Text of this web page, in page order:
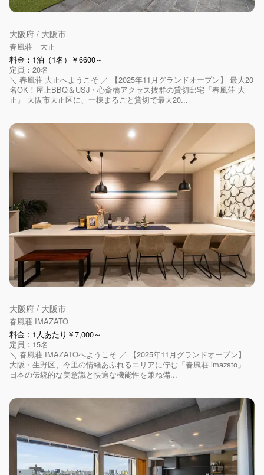
大阪府 / 大阪市
春風荘 大正
料金：1泊（1名）￥6600～
定員：20名
＼ 春風荘 大正へようこそ ／ 【2025年11月グランドオープン】 最大20
名OK！屋上BBQ＆USJ・心斎橋アクセス抜群の貸切邸宅『春風荘 大
正』 大阪市大正区に、一棟まるごと貸切で最大20...
大阪府 / 大阪市
春風荘 IMAZATO
料金：1人あたり￥7,000～
定員：15名
＼ 春風荘 IMAZATOへようこそ ／ 【2025年11月グランドオープン】
大阪・生野区、今里の情緒あふれるエリアに佇む「春風荘 imazato」
日本の伝統的な美意識と快適な機能性を兼ね備...